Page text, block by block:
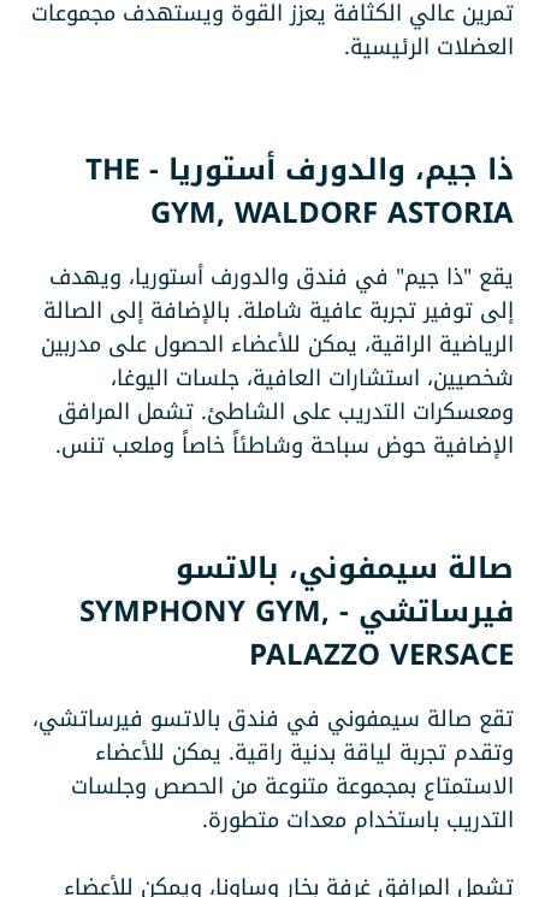
تمرين عالي الكثافة يعزز القوة ويستهدف مجموعات
العضلات الرئيسية.
ذا جيم، والدورف أستوريا - THE
GYM, WALDORF ASTORIA
يقع "ذا جيم" في فندق والدورف أستوريا، ويهدف
إلى توفير تجربة عافية شاملة. بالإضافة إلى الصالة
الرياضية الراقية، يمكن للأعضاء الحصول على مدربين
شخصيين، استشارات العافية، جلسات اليوغا،
ومعسكرات التدريب على الشاطئ. تشمل المرافق
الإضافية حوض سباحة وشاطئاً خاصاً وملعب تنس.
صالة سيمفوني، بالاتسو
فيرساتشي - SYMPHONY GYM,
PALAZZO VERSACE
تقع صالة سيمفوني في فندق بالاتسو فيرساتشي،
وتقدم تجربة لياقة بدنية راقية. يمكن للأعضاء
الاستمتاع بمجموعة متنوعة من الحصص وجلسات
التدريب باستخدام معدات متطورة.
تشمل المرافق غرفة بخار وساونا، ويمكن للأعضاء